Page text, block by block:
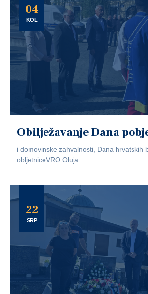
04
KOL
Obilježavanje Dana
i domovinske zahvalnosti, Dana hrvatskih
obljetniceVRO Oluja
22
SRP